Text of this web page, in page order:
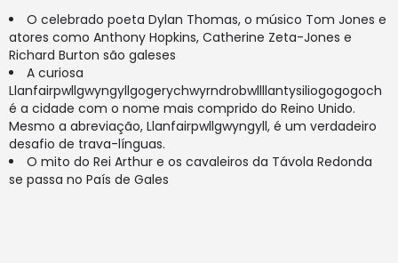
O celebrado poeta Dylan Thomas, o músico Tom Jones e
atores como Anthony Hopkins, Catherine Zeta-Jones e
Richard Burton são galeses
A curiosa
Llanfairpwllgwyngyllgogerychwyrndrobwllllantysiliogogogoch
é a cidade com o nome mais comprido do Reino Unido.
Mesmo a abreviação, Llanfairpwllgwyngyll, é um verdadeiro
desafio de trava-línguas.
O mito do Rei Arthur e os cavaleiros da Távola Redonda
se passa no País de Gales